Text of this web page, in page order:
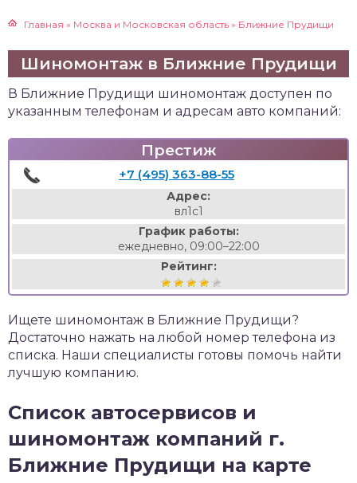
Главная » Москва и Московская область » Ближние Прудищи
Шиномонтаж в Ближние Прудищи
В Ближние Прудищи шиномонтаж доступен по
указанным телефонам и адресам авто компаний:
Престиж
+7 (495) 363-88-55
Адрес:
вл1с1
График работы:
ежедневно, 09:00–22:00
Рейтинг:
Ищете шиномонтаж в Ближние Прудищи?
Достаточно нажать на любой номер телефона из
списка. Наши специалисты готовы помочь найти
лучшую компанию.
Список автосервисов и
шиномонтаж компаний г.
Ближние Прудищи на карте